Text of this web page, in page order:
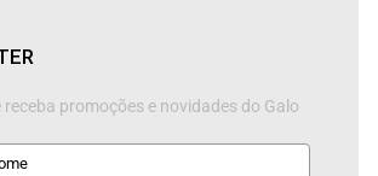
receba promoções e novidades do Galo